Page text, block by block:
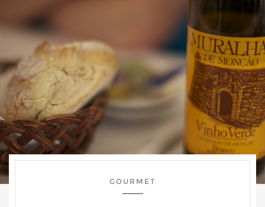
GOURMET